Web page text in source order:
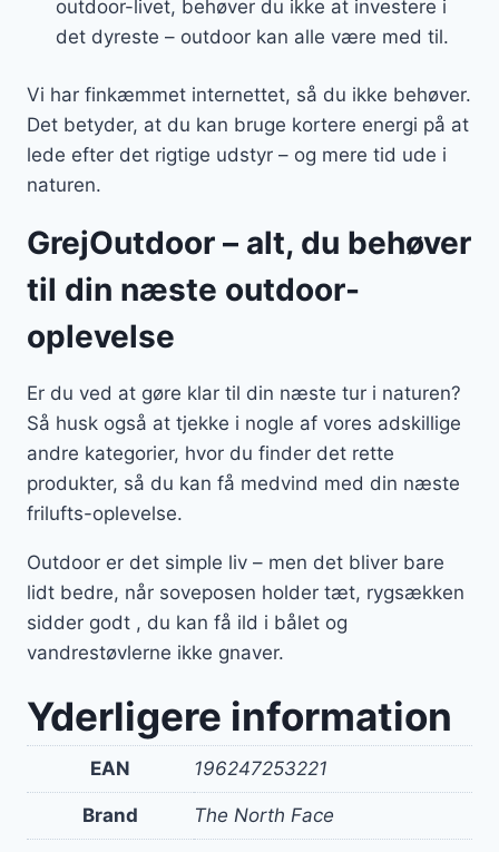
outdoor-livet, behøver du ikke at investere i
det dyreste – outdoor kan alle være med til.
Vi har finkæmmet internettet, så du ikke behøver.
Det betyder, at du kan bruge kortere energi på at
lede efter det rigtige udstyr – og mere tid ude i
naturen.
GrejOutdoor – alt, du behøver
til din næste outdoor-
oplevelse
Er du ved at gøre klar til din næste tur i naturen?
Så husk også at tjekke i nogle af vores adskillige
andre kategorier, hvor du finder det rette
produkter, så du kan få medvind med din næste
frilufts-oplevelse.
Outdoor er det simple liv – men det bliver bare
lidt bedre, når soveposen holder tæt, rygsækken
sidder godt , du kan få ild i bålet og
vandrestøvlerne ikke gnaver.
Yderligere information
EAN 196247253221
Brand The North Face